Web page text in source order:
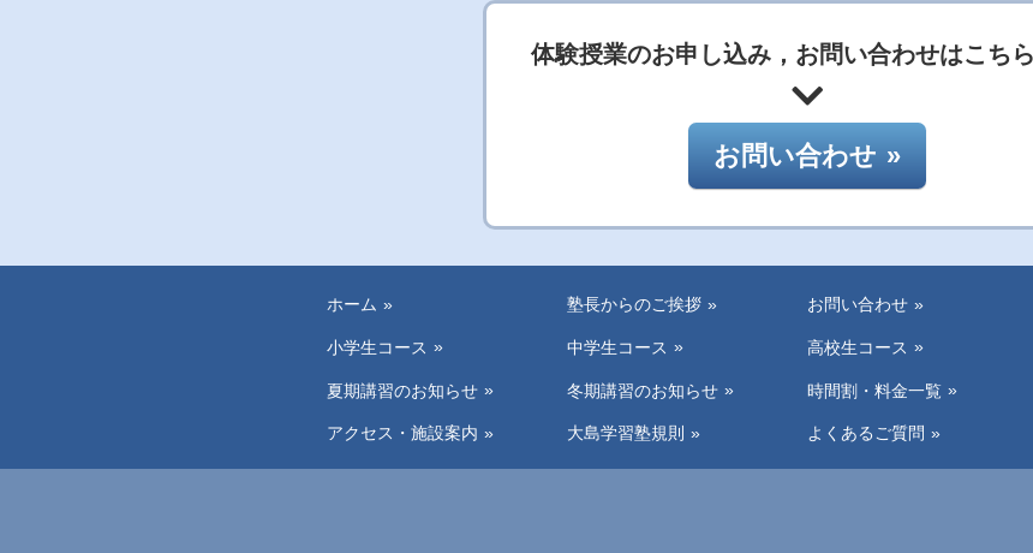
体験授業のお申し込み， お問い合わせはこち
お問い合わせ
ホーム 塾長からのご挨拶 お問い合わせ
小学生コース 中学生コース 高校生コース
夏期講習のお知らせ 冬期講習のお知らせ 時間割・料金一覧
アクセス・施設案内 大島学習塾規則 よくあるご質問